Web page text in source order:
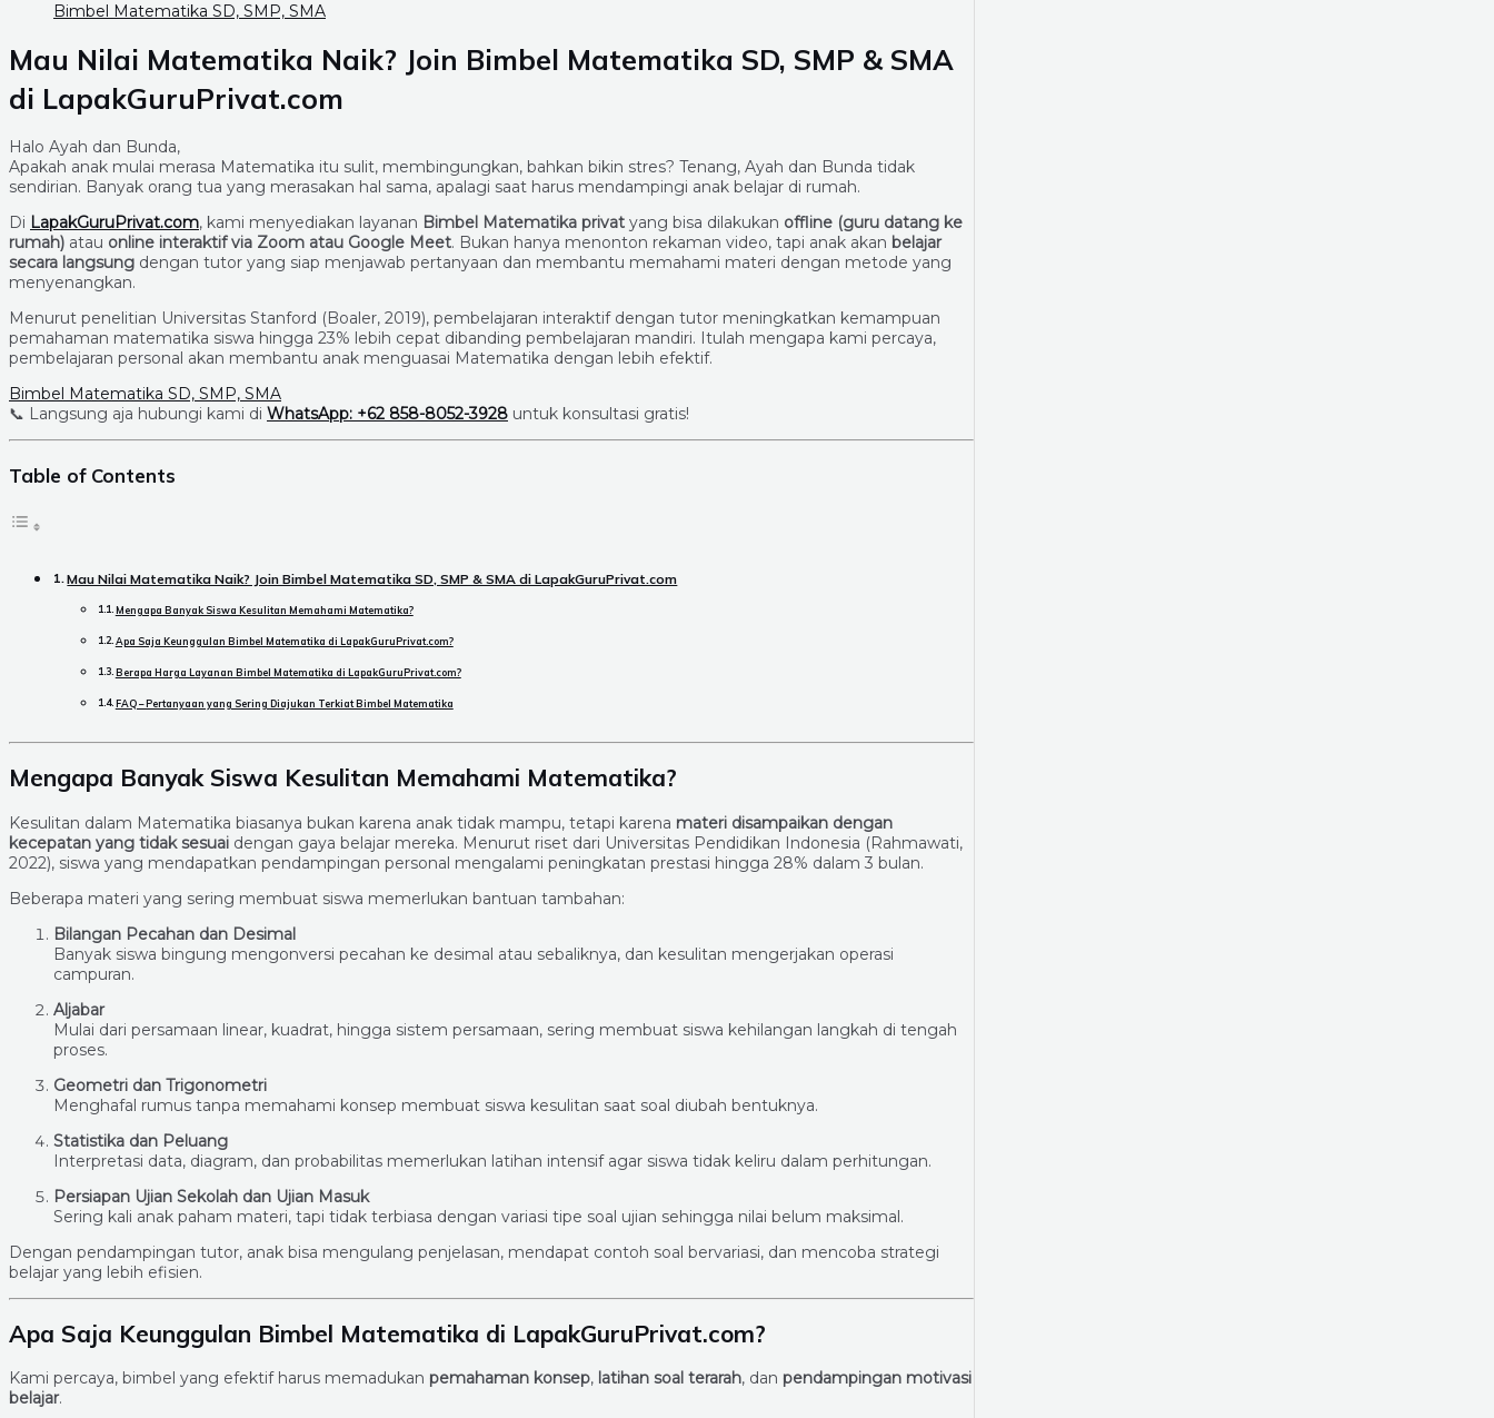
Bimbel Matematika SD, SMP, SMA
Mau Nilai Matematika Naik? Join Bimbel Matematika SD, SMP & SMA
di LapakGuruPrivat.com
Halo Ayah dan Bunda,
Apakah anak mulai merasa Matematika itu sulit, membingungkan, bahkan bikin stres? Tenang, Ayah dan Bunda tidak
sendirian. Banyak orang tua yang merasakan hal sama, apalagi saat harus mendampingi anak belajar di rumah.
Di LapakGuruPrivat.com, kami menyediakan layanan Bimbel Matematika privat yang bisa dilakukan offline (guru datang ke
rumah) atau online interaktif via Zoom atau Google Meet. Bukan hanya menonton rekaman video, tapi anak akan belajar
secara langsung dengan tutor yang siap menjawab pertanyaan dan membantu memahami materi dengan metode yang
menyenangkan.
Menurut penelitian Universitas Stanford (Boaler, 2019), pembelajaran interaktif dengan tutor meningkatkan kemampuan
pemahaman matematika siswa hingga 23% lebih cepat dibanding pembelajaran mandiri. Itulah mengapa kami percaya,
pembelajaran personal akan membantu anak menguasai Matematika dengan lebih efektif.
Bimbel Matematika SD, SMP, SMA
📞 Langsung aja hubungi kami di WhatsApp: +62 858-8052-3928 untuk konsultasi gratis!
Table of Contents
Mau Nilai Matematika Naik? Join Bimbel Matematika SD, SMP & SMA di LapakGuruPrivat.com
Mengapa Banyak Siswa Kesulitan Memahami Matematika?
Apa Saja Keunggulan Bimbel Matematika di LapakGuruPrivat.com?
Berapa Harga Layanan Bimbel Matematika di LapakGuruPrivat.com?
FAQ – Pertanyaan yang Sering Diajukan Terkiat Bimbel Matematika
Mengapa Banyak Siswa Kesulitan Memahami Matematika?
Kesulitan dalam Matematika biasanya bukan karena anak tidak mampu, tetapi karena materi disampaikan dengan
kecepatan yang tidak sesuai dengan gaya belajar mereka. Menurut riset dari Universitas Pendidikan Indonesia (Rahmawati,
2022), siswa yang mendapatkan pendampingan personal mengalami peningkatan prestasi hingga 28% dalam 3 bulan.
Beberapa materi yang sering membuat siswa memerlukan bantuan tambahan:
Bilangan Pecahan dan Desimal
Banyak siswa bingung mengonversi pecahan ke desimal atau sebaliknya, dan kesulitan mengerjakan operasi
campuran.
Aljabar
Mulai dari persamaan linear, kuadrat, hingga sistem persamaan, sering membuat siswa kehilangan langkah di tengah
proses.
Geometri dan Trigonometri
Menghafal rumus tanpa memahami konsep membuat siswa kesulitan saat soal diubah bentuknya.
Statistika dan Peluang
Interpretasi data, diagram, dan probabilitas memerlukan latihan intensif agar siswa tidak keliru dalam perhitungan.
Persiapan Ujian Sekolah dan Ujian Masuk
Sering kali anak paham materi, tapi tidak terbiasa dengan variasi tipe soal ujian sehingga nilai belum maksimal.
Dengan pendampingan tutor, anak bisa mengulang penjelasan, mendapat contoh soal bervariasi, dan mencoba strategi
belajar yang lebih efisien.
Apa Saja Keunggulan Bimbel Matematika di LapakGuruPrivat.com?
Kami percaya, bimbel yang efektif harus memadukan pemahaman konsep, latihan soal terarah, dan pendampingan motivasi
belajar.